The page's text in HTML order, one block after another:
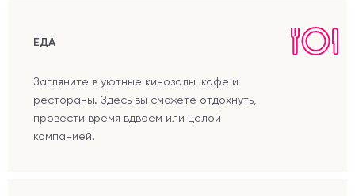
ЕДА
Загляните в уютные кинозалы, кафе и
рестораны. Здесь вы сможете отдохнуть,
провести время вдвоем или целой
компанией.